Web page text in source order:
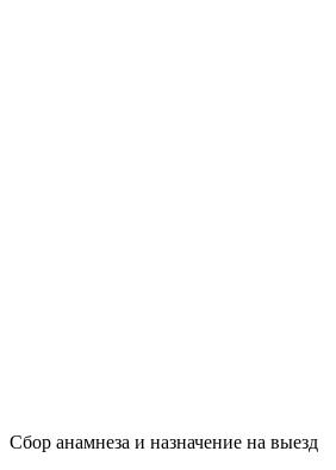
Сбор анамнеза и назначение на выезд